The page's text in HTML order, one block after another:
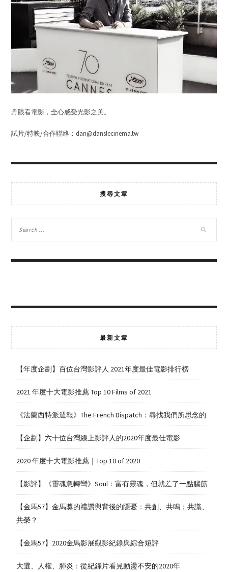
丹眼看電影，全心感受光影之美。
試片/特映/合作聯絡：dan@danslecinema.tw
搜尋文章
最新文章
【年度企劃】百位台灣影評人 2021年度最佳電影排行榜
2021 年度十大電影推薦 Top 10 Films of 2021
《法蘭西特派週報》The French Dispatch：尋找我們所思念的
【企劃】六十位台灣線上影評人的2020年度最佳電影
2020 年度十大電影推薦｜Top 10 of 2020
【影評】《靈魂急轉彎》Soul：富有靈魂，但就差了一點腦筋
【金馬57】金馬獎的禮讚與背後的隱憂：共創、共鳴；共識、
共榮？
【金馬57】2020金馬影展觀影紀錄與綜合短評
大選、人權、肺炎：從紀錄片看見動盪不安的2020年